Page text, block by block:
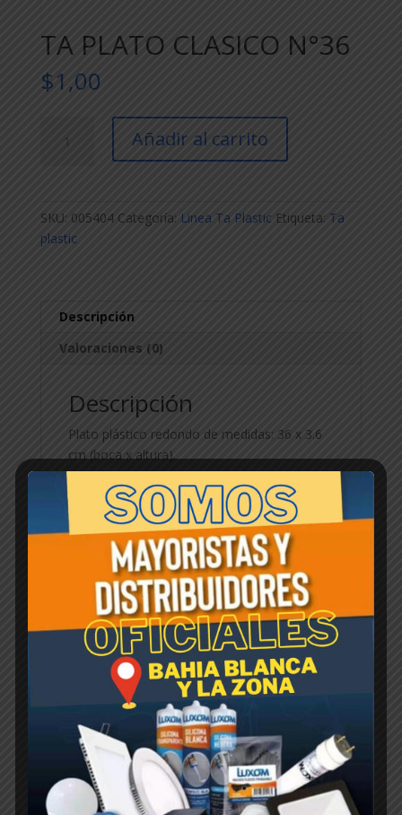
TA PLATO CLASICO N°36
$1,00
PLATO
Añadir al carrito
SKU: 005404 Categoría: Linea Ta Plastic Etiqueta: Ta
plastic
Descripción
Valoraciones (0)
Descripción
Plato plástico redondo de medidas: 36 x 3.6
cm (boca x altura).
Productos relacionados